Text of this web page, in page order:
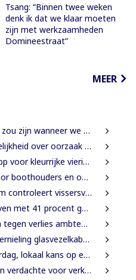
Tsang: “Binnen twee weken
denk ik dat we klaar moeten
zijn met werkzaamheden
Domineestraat”
MEER
bedekken met de mantel der liefde”
oorzaak massale vissterfte
viering Dag der Inheemsen
overbelasting Wijdenboschbrug
vissersvaartuigen op de rivier
41 procent gegroeid
bij wijziging Wet Belastingdienst
maskers en kabelknipper gevonden
lokaal kans op een bui
vrijheidsberoving en mishandeling